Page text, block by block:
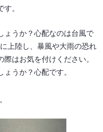
。
ょうか？心配なのは台風で
上陸し、暴風や大雨の恐れ
はお気を付けください。
うか？心配です。